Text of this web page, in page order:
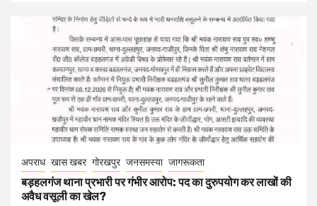
अपराध खास खबर गोरखपुर जनसमस्या जागरूकता
बड़हलगंज थाना प्रभारी पर गंभीर आरोप: पद का दुरुपयोग कर लाखों की
अवैध वसूली का खेल?